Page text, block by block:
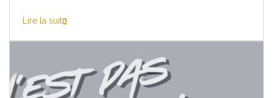
Lire la suite